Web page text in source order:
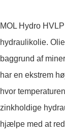
MOL Hydro
hydraulikolie.
baggrund af
har en ekstrem
hvor
zinkholdige
hjælpe med at